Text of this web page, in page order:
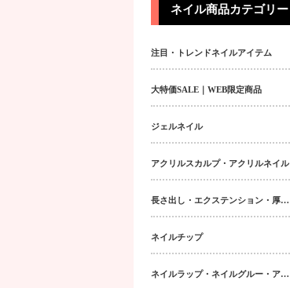
ネイル商品カテゴリー
注目・トレンドネイルアイテム
大特価SALE｜WEB限定商品
ジェルネイル
アクリルスカルプ・アクリルネイル
長さ出し・エクステンション・厚み出しアイテム
ネイルチップ
ネイルラップ・ネイルグルー・アクティベーター・フィラー